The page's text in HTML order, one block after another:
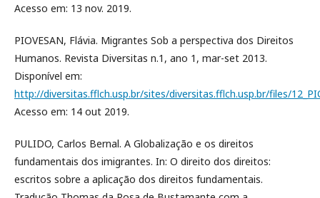
Acesso em: 13 nov. 2019.
PIOVESAN, Flávia. Migrantes Sob a perspectiva dos Direitos
Humanos. Revista Diversitas n.1, ano 1, mar-set 2013.
Disponível em:
http://diversitas.fflch.usp.br/sites/diversitas.fflch.usp.br/files/
Acesso em: 14 out 2019.
PULIDO, Carlos Bernal. A Globalização e os direitos
fundamentais dos imigrantes. In: O direito dos direitos:
escritos sobre a aplicação dos direitos fundamentais.